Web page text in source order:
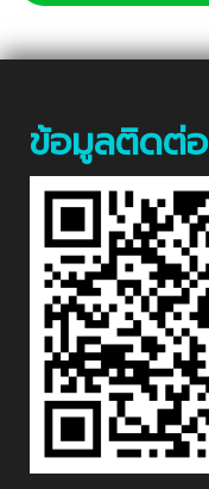
ข้อมูลติดต่อ